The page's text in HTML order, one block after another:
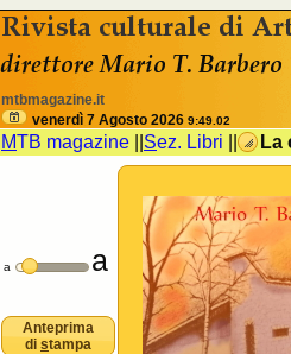
venerdì 7 Agosto 2026 9:49.02
mtbmagazine.it
MTB magazine Sez. Libri La
<% //deve esistere
a a
Anteprima
di stampa